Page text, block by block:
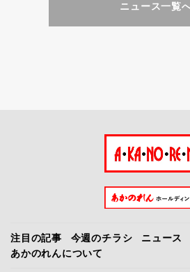
ニュース一覧
注目の記事 今週のチラシ ニュース
あかのれんについて